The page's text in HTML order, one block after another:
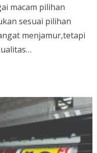
macam pilihan
sesuai pilihan
menjamur,tetapi